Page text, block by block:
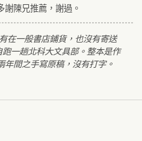
陳兄推薦，謝過。
在一般書店鋪貨，也沒有寄送
一趟北科大文具部。整本是作
年間之手寫原稿，沒有打字。